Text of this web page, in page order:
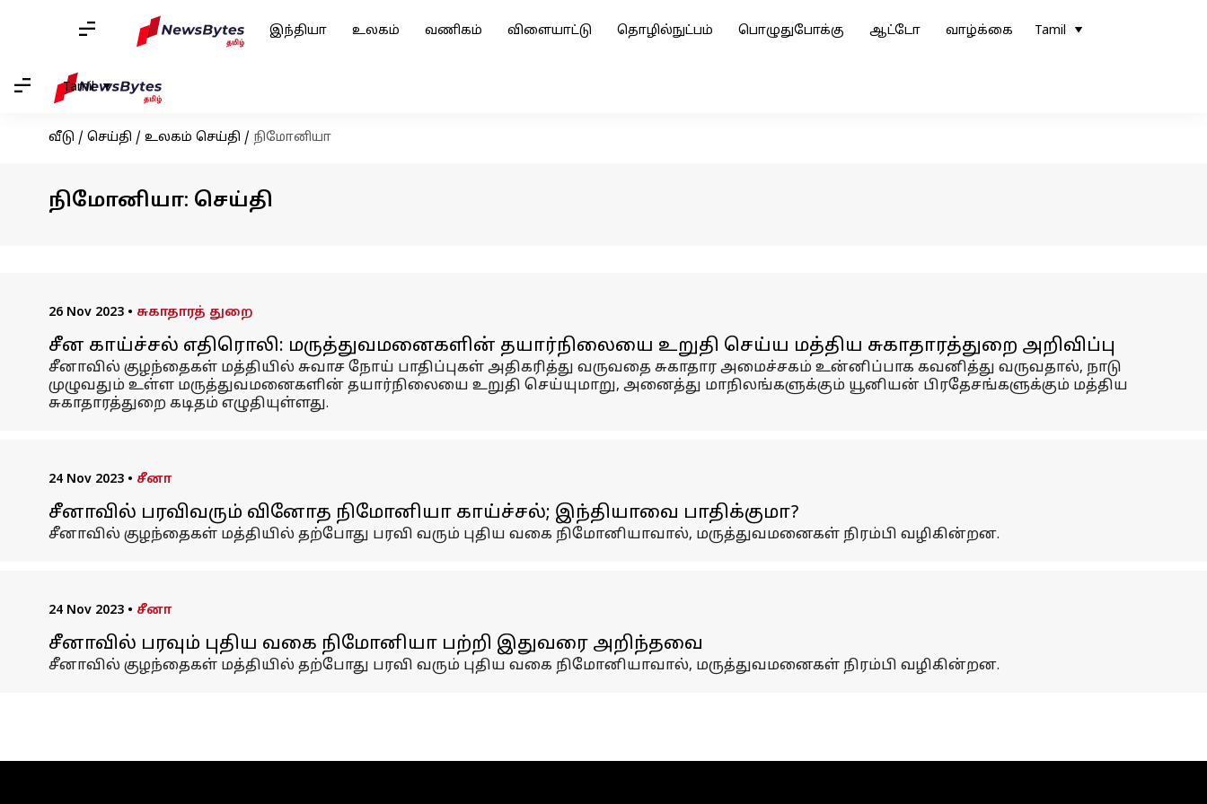
இந்தியா உலகம் வணிகம் விளையாட்டு தொழில்நுட்பம் பொழுதுபோக்கு ஆட்டோ வாழ்க்கை Tamil
Tamil
வீடு / செய்தி / உலகம் செய்தி / நிமோனியா
நிமோனியா: செய்தி
26 Nov 2023 • சுகாதாரத் துறை
சீன காய்ச்சல் எதிரொலி: மருத்துவமனைகளின் தயார்நிலையை உறுதி செய்ய மத்திய சுகாதாரத்துறை அறிவிப்பு
சீனாவில் குழந்தைகள் மத்தியில் சுவாச நோய் பாதிப்புகள் அதிகரித்து வருவதை சுகாதார அமைச்சகம் உன்னிப்பாக கவனித்து வருவதால், நாடு
முழுவதும் உள்ள மருத்துவமனைகளின் தயார்நிலையை உறுதி செய்யுமாறு, அனைத்து மாநிலங்களுக்கும் யூனியன் பிரதேசங்களுக்கும் மத்திய
சுகாதாரத்துறை கடிதம் எழுதியுள்ளது.
24 Nov 2023 • சீனா
சீனாவில் பரவிவரும் வினோத நிமோனியா காய்ச்சல்; இந்தியாவை பாதிக்குமா?
சீனாவில் குழந்தைகள் மத்தியில் தற்போது பரவி வரும் புதிய வகை நிமோனியாவால், மருத்துவமனைகள் நிரம்பி வழிகின்றன.
24 Nov 2023 • சீனா
சீனாவில் பரவும் புதிய வகை நிமோனியா பற்றி இதுவரை அறிந்தவை
சீனாவில் குழந்தைகள் மத்தியில் தற்போது பரவி வரும் புதிய வகை நிமோனியாவால், மருத்துவமனைகள் நிரம்பி வழிகின்றன.